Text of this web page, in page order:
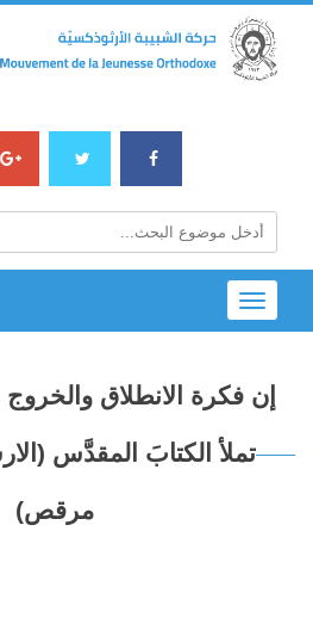
Toggle
navigation
إن فكرة الانطلاق
تملأ الكتابَ المقدَّس
مرقص)